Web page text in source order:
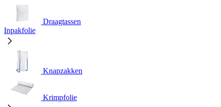
Draagtassen
Inpakfolie
Knapzakken
Krimpfolie